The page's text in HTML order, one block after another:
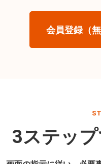
会員登録（
3ステッ